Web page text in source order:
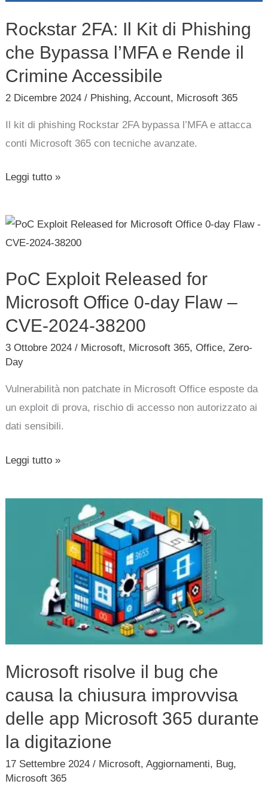
Rockstar 2FA: Il Kit di Phishing
che Bypassa l’MFA e Rende il
Crimine Accessibile
2 Dicembre 2024/ Phishing,Account, Microsoft 365
Il kit di phishing Rockstar 2FA bypassa l’MFA e attacca
conti Microsoft 365 con tecniche avanzate.
e
Rende
il
Leggi tutto »
PoC Exploit Released for
Microsoft Office 0-day Flaw –
CVE-2024-38200
3 Ottobre 2024/ Microsoft, Microsoft 365,Office,Zero-
Day
Vulnerabilità non patchate in Microsoft Office esposte da
un exploit di prova, rischio di accesso non autorizzato ai
dati sensibili.
PoC
Exploit
for
Microsoft
Office
0-
day
–
CVE-
2024-
Leggi tutto »
Microsoft risolve il bug che
causa la chiusura improvvisa
delle app Microsoft 365 durante
la digitazione
17 Settembre 2024/ Microsoft,Aggiornamenti, Bug,
Microsoft 365
delle
app
Microsoft
durante
la
digitazione